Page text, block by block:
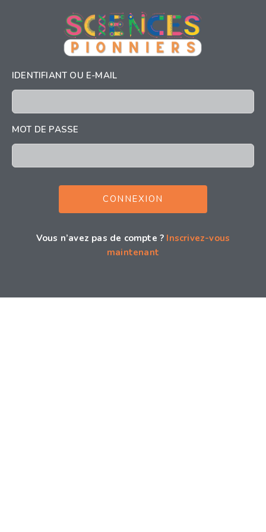
IDENTIFIANT OU E-MAIL
MOT DE PASSE
Vous n’avez pas de compte ? Inscrivez-vous
maintenant